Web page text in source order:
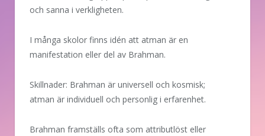
och sanna i verkligheten.
I många skolor finns idén att atman är en
manifestation eller del av Brahman.
Skillnader: Brahman är universell och kosmisk;
atman är individuell och personlig i erfarenhet.
Brahman framställs ofta som attributlöst eller